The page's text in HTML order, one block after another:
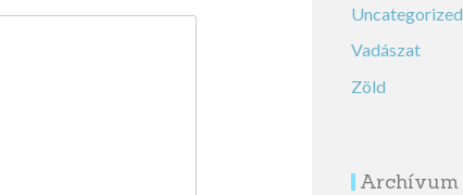
Uncategorized
Vadászat
Zöld
Archívum